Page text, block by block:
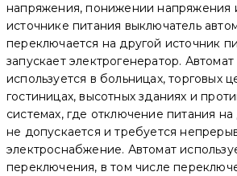
напряжения, понижении напряжения
источнике питания выключатель
переключается на другой источник
запускает электрогенератор.
используется в больницах, торговых
гостиницах, высотных зданиях и
системах, где отключение питания
не допускается и требуется
электроснабжение. Автомат
переключения, в том числе